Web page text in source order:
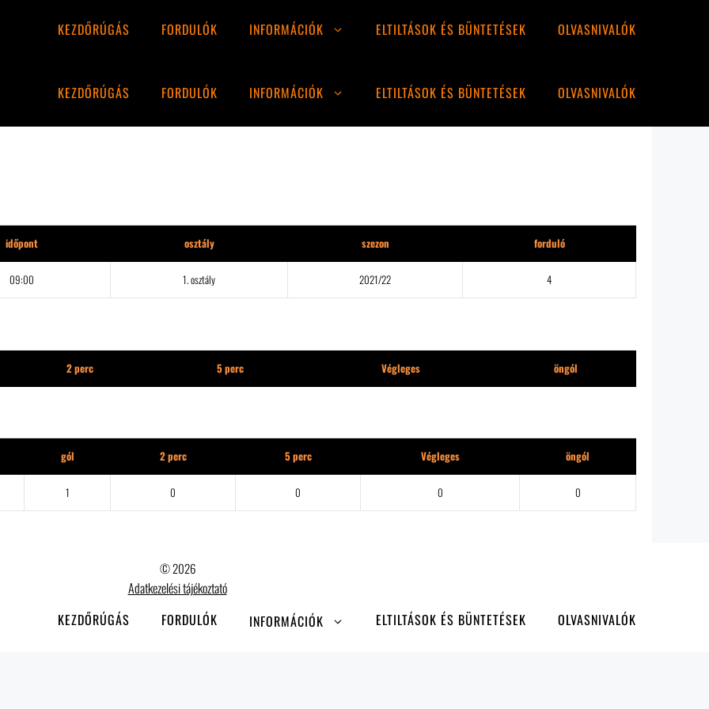
KEZDŐRÚGÁS FORDULÓK INFORMÁCIÓK ELTILTÁSOK ÉS BÜNTETÉSEK OLVASNIVALÓK
KEZDŐRÚGÁS FORDULÓK INFORMÁCIÓK ELTILTÁSOK ÉS BÜNTETÉSEK OLVASNIVALÓK
időpont osztály szezon forduló
09:00 1. osztály 2021/22 4
2 perc 5 perc Végleges öngól
gól 2 perc 5 perc Végleges öngól
1 0 0 0 0
© 2026
Adatkezelési tájékoztató
KEZDŐRÚGÁS FORDULÓK INFORMÁCIÓK ELTILTÁSOK ÉS BÜNTETÉSEK OLVASNIVALÓK